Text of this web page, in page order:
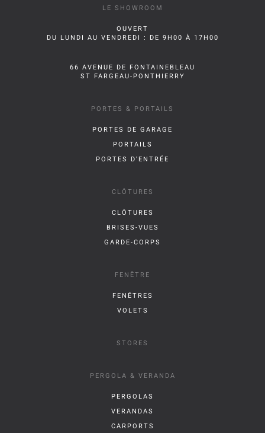
LE SHOWROOM
OUVERT
DU LUNDI AU VENDREDI : DE 9H00 À 17H00
66 AVENUE DE FONTAINEBLEAU
ST FARGEAU-PONTHIERRY
PORTES & PORTAILS
PORTES DE GARAGE
PORTAILS
PORTES D'ENTRÉE
CLÔTURES
CLÔTURES
BRISES-VUES
GARDE-CORPS
FENÊTRE
FENÊTRES
VOLETS
STORES
PERGOLA & VERANDA
PERGOLAS
VERANDAS
CARPORTS